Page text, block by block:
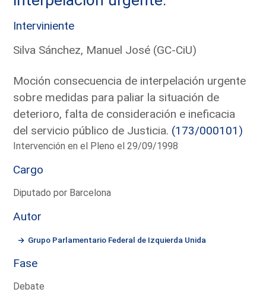
Interviniente
Silva Sánchez, Manuel José (GC-CiU)
Moción consecuencia de interpelación urgente
sobre medidas para paliar la situación de
deterioro, falta de consideración e ineficacia
del servicio público de Justicia. (173/000101)
Intervención en el Pleno el 29/09/1998
Cargo
Diputado por Barcelona
Autor
Grupo Parlamentario Federal de Izquierda Unida
Fase
Debate